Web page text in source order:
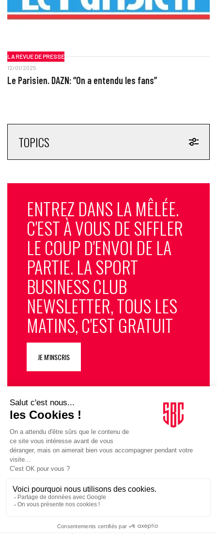
LA REVUE DE PRESSE
12/01/2025
Le Parisien. DAZN: “On a entendu les fans”
TOPICS
ENTREZ DANS LA MÊLÉE.
C'EST À VOUS DE SIFFLER
LE COUP D'ENVOI DE LA
PARTIE. LA SPORT
BUSINESS CLUB
NEWSLETTER, TOUS LES
MATINS, C'EST GRATUIT
JE M'INSCRIS
1 … 11 12 … 24
SUIVEZ-NOUS